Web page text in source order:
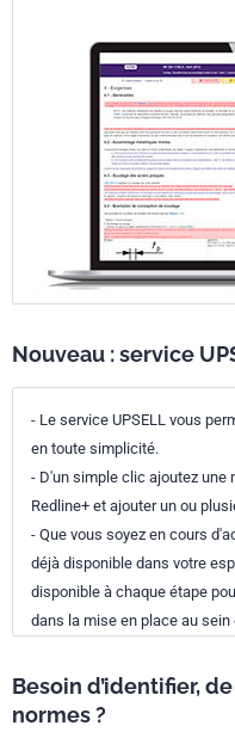
Nouveau : service
- Le service UPSELL vous
en toute simplicité.
- D'un simple clic ajoutez une
Redline+ et ajouter un ou
- Que vous soyez en cours
déjà disponible dans votre
disponible à chaque étape
dans la mise en place au
Besoin d’identifier,
normes ?